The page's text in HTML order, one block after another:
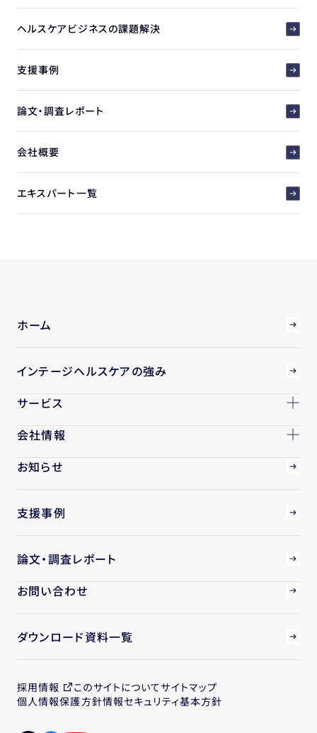
ヘルスケアビジネスの課題解決
支援事例
論文・調査レポート
会社概要
エキスパート一覧
ホーム
インテージヘルスケアの強み
サービス
会社情報
お知らせ
支援事例
論文・調査レポート
お問い合わせ
ダウンロード資料一覧
採用情報 このサイトについてサイトマップ
個人情報保護方針情報セキュリティ基本方針